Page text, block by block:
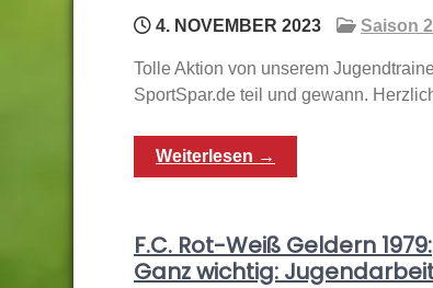
4. NOVEMBER 2023 Saison
Tolle Aktion von unserem
SportSpar.de teil und gewann.
Weiterlesen →
F.C. Rot-Weiß Geldern 1979:
Ganz wichtig: